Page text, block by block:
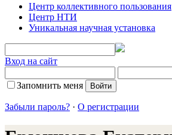
Центр коллективного пользования
Центр НТИ
Уникальная научная установка
Вход на сайт
Запомнить меня
Забыли пароль? · О регистрации